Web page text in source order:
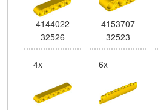
4144022
32526
4153707
32523
4x 6x